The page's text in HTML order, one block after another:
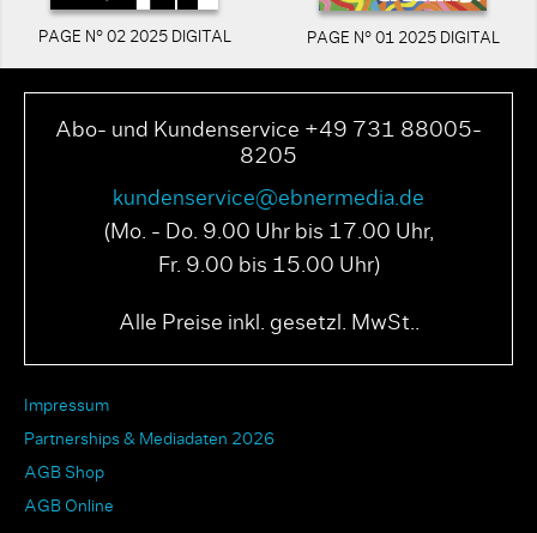
PAGE N° 02 2025 DIGITAL PAGE N° 01 2025 DIGITAL
Abo- und Kundenservice +49 731 88005-
8205
kundenservice@ebnermedia.de
(Mo. - Do. 9.00 Uhr bis 17.00 Uhr,
Fr. 9.00 bis 15.00 Uhr)
Alle Preise inkl. gesetzl. MwSt..
Impressum
Partnerships & Mediadaten 2026
AGB Shop
AGB Online